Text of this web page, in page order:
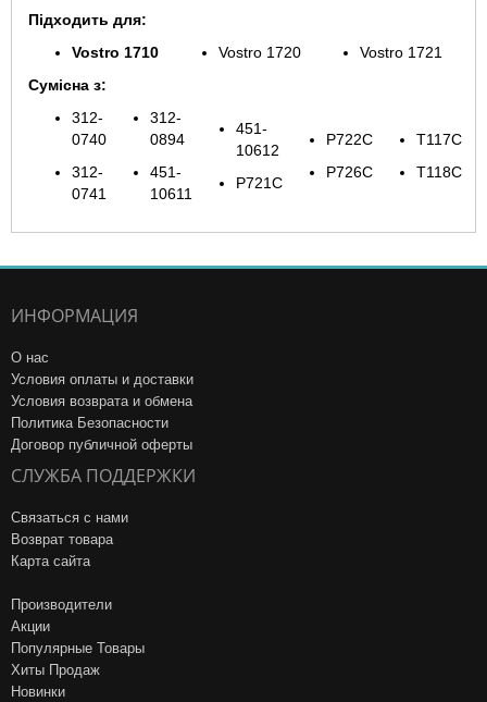
Підходить для:
Vostro 1710
Vostro 1720
Vostro 1721
Сумісна з:
312-
0740
312-
0741
312-
0894
451-
10611
451-
10612
P721C
P722C
P726C
T117C
T118C
ИНФОРМАЦИЯ
О нас
Условия оплаты и доставки
Условия возврата и обмена
Политика Безопасности
Договор публичной оферты
СЛУЖБА ПОДДЕРЖКИ
Связаться с нами
Возврат товара
Карта сайта
Производители
Акции
Популярные Товары
Хиты Продаж
Новинки